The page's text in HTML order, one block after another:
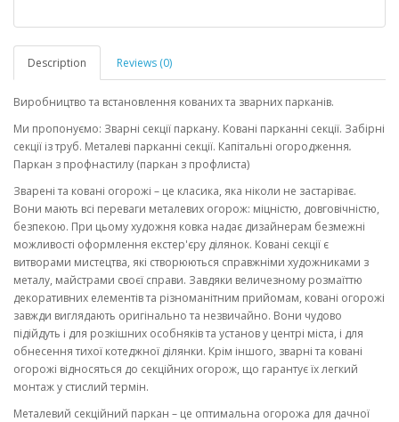
Description Reviews (0)
Виробництво та встановлення кованих та зварних парканів.
Ми пропонуємо: Зварні секції паркану. Ковані парканні секції. Забірні
секції із труб. Металеві парканні секції. Капітальні огородження.
Паркан з профнастилу (паркан з профлиста)
Зварені та ковані огорожі – це класика, яка ніколи не застаріває.
Вони мають всі переваги металевих огорож: міцністю, довговічністю,
безпекою. При цьому художня ковка надає дизайнерам безмежні
можливості оформлення екстер'єру ділянок. Ковані секції є
витворами мистецтва, які створюються справжніми художниками з
металу, майстрами своєї справи. Завдяки величезному розмаїттю
декоративних елементів та різноманітним прийомам, ковані огорожі
завжди виглядають оригінально та незвичайно. Вони чудово
підійдуть і для розкішних особняків та установ у центрі міста, і для
обнесення тихої котеджної ділянки. Крім іншого, зварні та ковані
огорожі відносяться до секційних огорож, що гарантує їх легкий
монтаж у стислий термін.
Металевий секційний паркан – це оптимальна огорожа для дачної